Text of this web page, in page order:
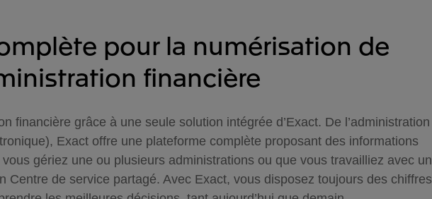
pour la numérisation de
financière
financière grâce à une seule solution intégrée d’Exact. De l’administration
Exact offre une plateforme complète proposant des informations
gériez une ou plusieurs administrations ou que vous travailliez avec un
Centre de service partagé. Avec Exact, vous disposez toujours des chiffres